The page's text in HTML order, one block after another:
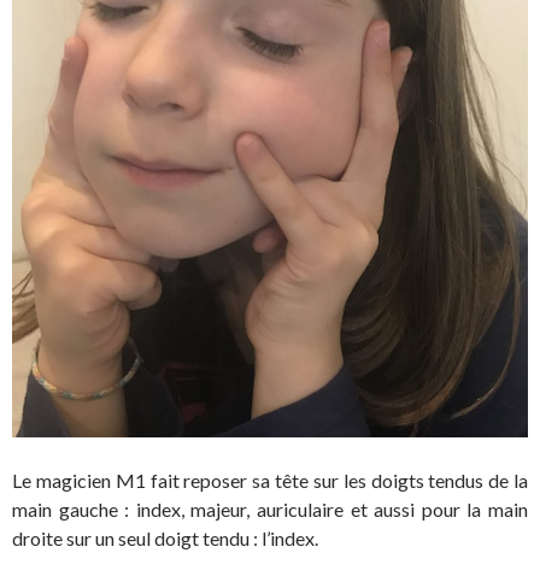
Le magicien M1 fait reposer sa tête sur les doigts tendus de la
main gauche : index, majeur, auriculaire et aussi pour la main
droite sur un seul doigt tendu : l’index.